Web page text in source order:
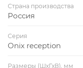
Страна производства
Россия
Серия
Onix reception
Размеры (ШхГхВ), мм